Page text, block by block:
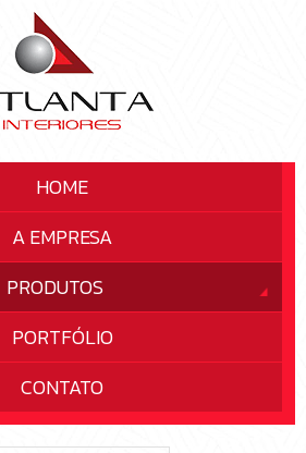
HOME
A EMPRESA
PRODUTOS
PORTFÓLIO
CONTATO